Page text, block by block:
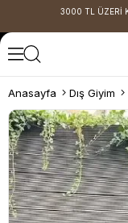
3000 TL ÜZERİ
Anasayfa Dış Giyim